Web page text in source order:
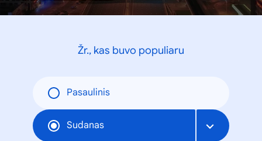
Žr., kas buvo populiaru
Pasaulinis
Sudanas